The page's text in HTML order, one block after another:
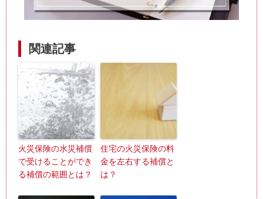
関連記事
火災保険の水災補償
で受けることができ
る補償の範囲とは？
住宅の火災保険の料
金を左右する補償と
は？